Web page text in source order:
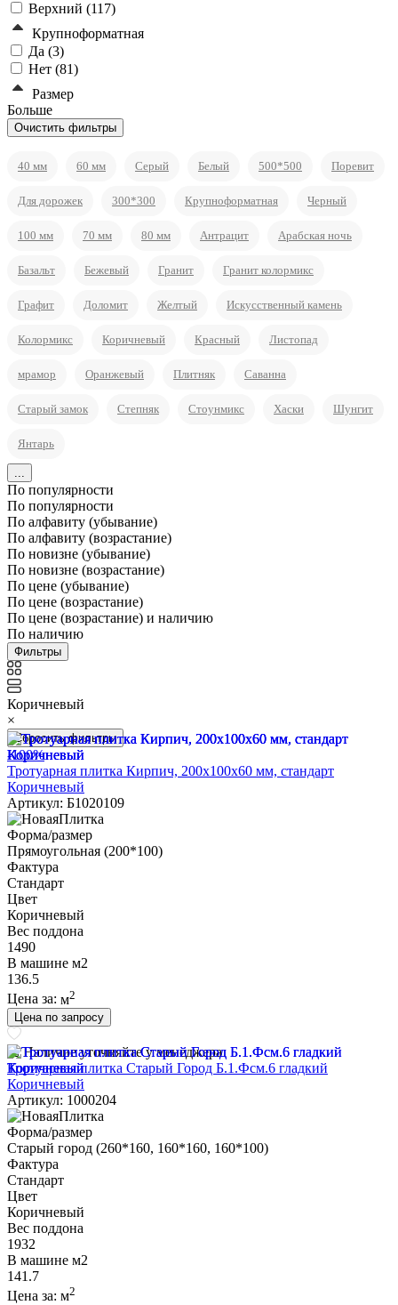
Верхний (117)
Крупноформатная
Да (3)
Нет (81)
Размер
Больше
40 мм 60 мм Серый Белый 500*500 Поревит
Для дорожек 300*300 Крупноформатная Черный
100 мм 70 мм 80 мм Антрацит Арабская ночь
Базальт Бежевый Гранит Гранит колормикс
Графит Доломит Желтый Искусственный камень
Колормикс Коричневый Красный Листопад
мрамор Оранжевый Плитняк Саванна
Старый замок Степняк Стоунмикс Хаски Шунгит
Янтарь
...
По популярности
По популярности
По алфавиту (убывание)
По алфавиту (возрастание)
По новизне (убывание)
По новизне (возрастание)
По цене (убывание)
По цене (возрастание)
По цене (возрастание) и наличию
По наличию
Фильтры
Коричневый
×
Сбросить фильтры
-100%
Тротуарная плитка Кирпич, 200х100х60 мм, стандарт
Коричневый
Артикул: Б1020109
Форма/размер
Прямоугольная (200*100)
Фактура
Стандарт
Цвет
Коричневый
Вес поддона
1490
В машине м2
136.5
Цена за: м2
Цена по запросу
Наличие уточняйте у менеджера
Тротуарная плитка Старый Город Б.1.Фсм.6 гладкий
Коричневый
Артикул: 1000204
Форма/размер
Старый город (260*160, 160*160, 160*100)
Фактура
Стандарт
Цвет
Коричневый
Вес поддона
1932
В машине м2
141.7
Цена за: м2